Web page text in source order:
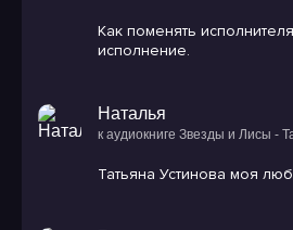
Как поменять
исполнение.
Наталья
к аудиокниге Звезды и Лисы -
Татьяна Устинова моя